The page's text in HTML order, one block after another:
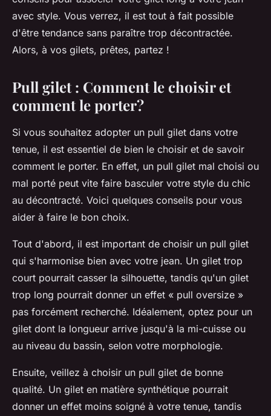
avec style. Vous verrez, il est tout à fait possible
d'être tendance sans paraître trop décontractée.
Alors, à vos gilets, prêtes, partez !
Pull gilet : Comment le choisir et
comment le porter?
Si vous souhaitez adopter un pull gilet dans votre
tenue, il est essentiel de bien le choisir et de savoir
comment le porter. En effet, un pull gilet mal choisi ou
mal porté peut vite faire basculer votre style du chic
au décontracté. Voici quelques conseils pour vous
aider à faire le bon choix.
Tout d'abord, il est important de choisir un pull gilet
qui s'harmonise bien avec votre jean. Un gilet trop
court pourrait casser la silhouette, tandis qu'un gilet
trop long pourrait donner un effet « pull oversize »
pas forcément recherché. Idéalement, optez pour un
gilet dont la longueur arrive jusqu'à la mi-cuisse ou
au niveau du bassin, selon votre morphologie.
Ensuite, veillez à choisir un pull gilet de bonne
qualité. Un gilet en matière synthétique pourrait
donner un effet moins soigné à votre tenue, tandis